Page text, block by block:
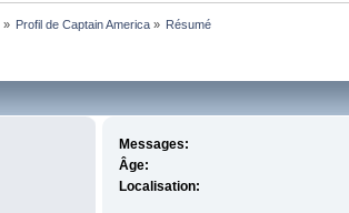
» Profil de Captain America » Résumé
Messages:
Âge:
Localisation: